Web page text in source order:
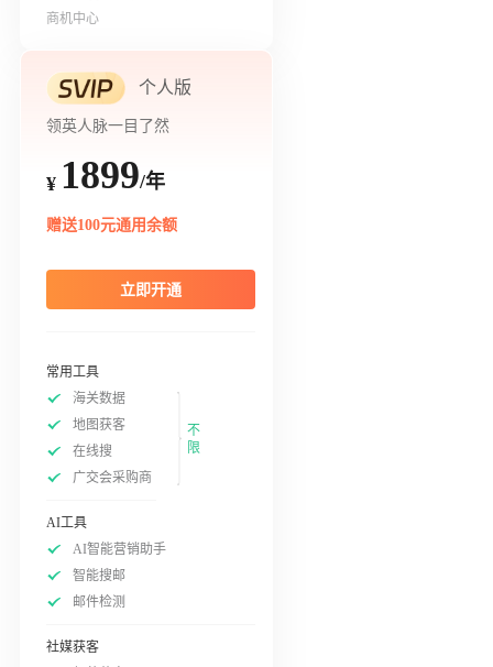
商机中心
个人版
领英人脉一目了然
¥ 1899/年
赠送100元通用余额
立即开通
常用工具
海关数据
地图获客
在线搜
广交会采购商
不
限
AI工具
AI智能营销助手
智能搜邮
邮件检测
社媒获客